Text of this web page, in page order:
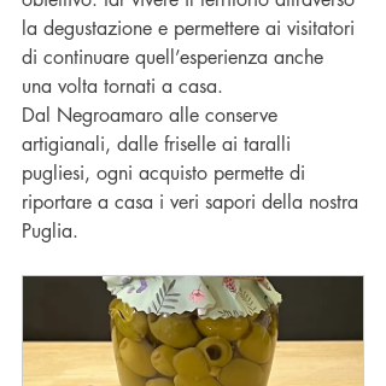
la degustazione e permettere ai visitatori
di continuare quell’esperienza anche
una volta tornati a casa.
Dal Negroamaro alle conserve
artigianali, dalle friselle ai taralli
pugliesi, ogni acquisto permette di
riportare a casa i veri sapori della nostra
Puglia.